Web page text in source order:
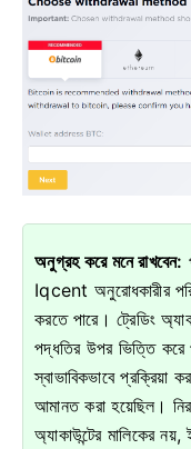
অনুগ্রহ করে মনে রাখবেন:
Iqcent অনুরোধকারীর
করতে পারে।ট্রেডিং
পদ্ধতির উপর ভিত্তি করে
স্বাভাবিকভাবে প্রক্রিয়া
আমানত করা হয়েছিল।
অ্যাকাউন্টের মালিকের